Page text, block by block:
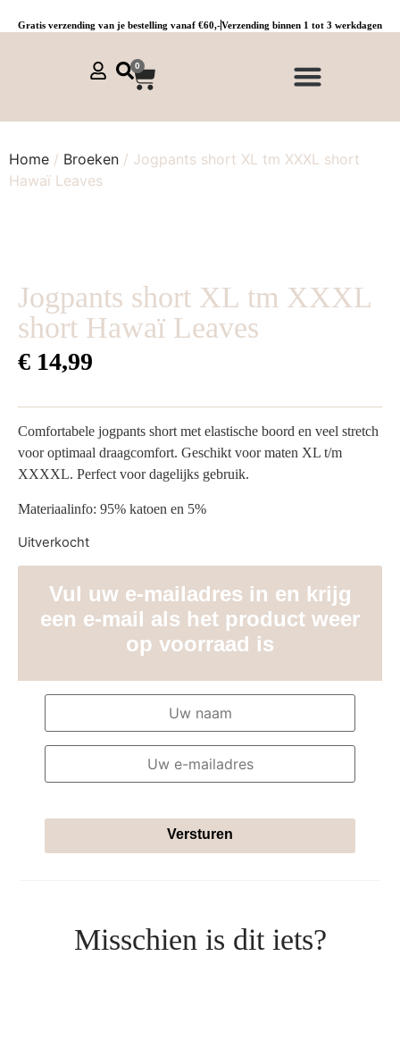
Gratis verzending van je bestelling vanaf €60,-Verzending binnen 1 tot 3 werkdagen
0
Home / Broeken / Jogpants short XL tm XXXL short
Hawaï Leaves
Jogpants short XL tm XXXL
short Hawaï Leaves
€ 14,99
Comfortabele jogpants short met elastische boord en veel stretch
voor optimaal draagcomfort. Geschikt voor maten XL t/m
XXXXL. Perfect voor dagelijks gebruik.
Materiaalinfo: 95% katoen en 5%
Uitverkocht
Vul uw e-mailadres in en krijg
een e-mail als het product weer
op voorraad is
Versturen
Misschien is dit iets?